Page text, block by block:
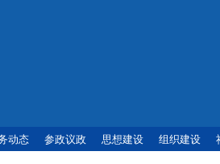
动态 参政议政 思想建设 组织建设